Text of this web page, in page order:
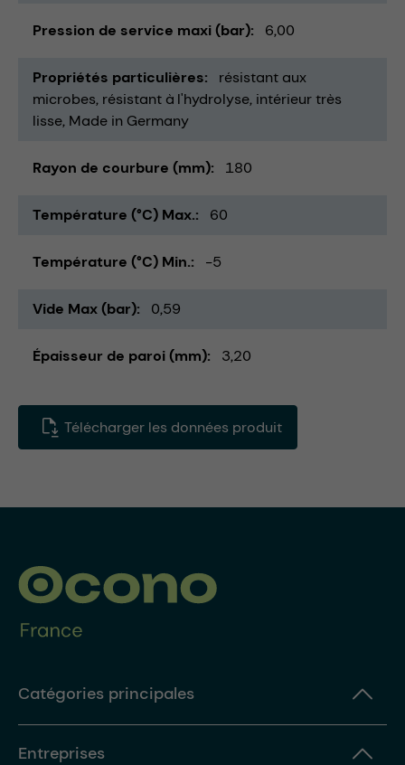
Pression de service maxi (bar) 6,00
Propriétés particulières
résistant aux
microbes résistant à l'hydrolyse intérieur très
lisse Made in Germany
Rayon de courbure (mm) 180
Température (°C) Max. 60
Température (°C) Min. -5
Vide Max (bar) 0,59
Épaisseur de paroi (mm) 3,20
Télécharger les données produit
Catégories principales
Entreprises